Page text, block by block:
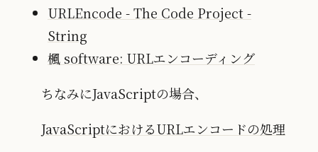
URLEncode - The Code Project -
String
楓 software: URLエンコーディング
ちなみにJavaScriptの場合、
JavaScriptにおけるURLエンコードの処理